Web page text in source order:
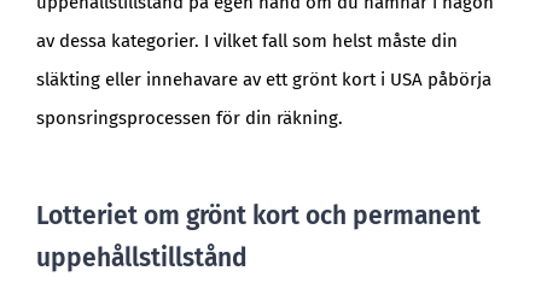
av dessa kategorier. I vilket fall som helst måste din
släkting eller innehavare av ett grönt kort i USA påbörja
sponsringsprocessen för din räkning.
Lotteriet om grönt kort och permanent
uppehållstillstånd